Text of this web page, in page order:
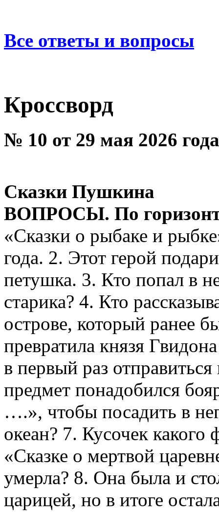
Все ответы и вопросы
Кроссворд
№ 10 от 29 мая 2026
Сказки Пушкина
ВОПРОСЫ. По
«Сказки о рыбаке и
года. 2. Этот герой
петушка. 3. Кто попал в
старика? 4. Кто
острове, который ранее
превратила князя
в первый раз
предмет понадобился
….», чтобы посадить в
океан? 7. Кусочек какого
«Сказке о мертвой
умерла? 8. Она была и
царицей, но в итоге